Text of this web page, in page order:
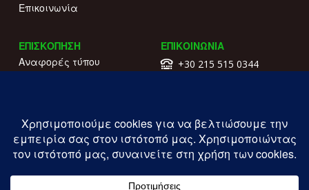
Επικοινωνία
ΕΠΙΣΚΟΠΗΣΗ
Αναφορές τύπου
Πολιτική απορρήτου
ΕΠΙΚΟΙΝΩΝΙΑ
+30 215 515 0344
ΓΕΜΗ: 177203407000